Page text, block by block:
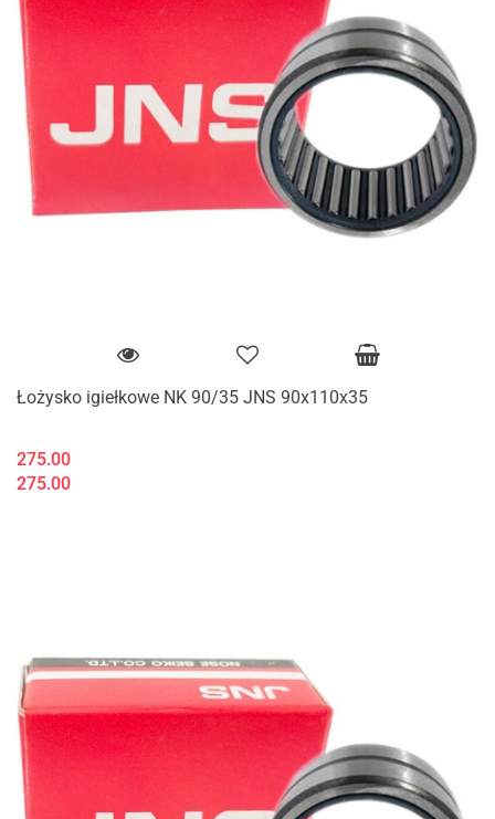
Łożysko igiełkowe NK 90/35 JNS 90x110x35
275.00
275.00